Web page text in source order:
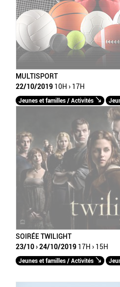
MULTISPORT
22/10/2019 10H › 17H
Jeunes et familles / Activités
SOIRÉE TWILIGHT
23/10 › 24/10/2019 17H › 15H
Jeunes et familles / Activités